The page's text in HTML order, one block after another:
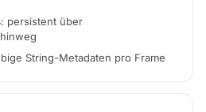
: persistent über
String-Metadaten pro Frame